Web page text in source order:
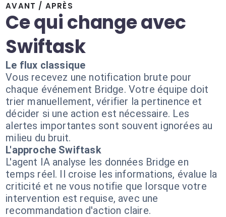
AVANT / APRÈS
Ce qui change avec
Swiftask
Le flux classique
Vous recevez une notification brute pour
chaque événement Bridge. Votre équipe doit
trier manuellement, vérifier la pertinence et
décider si une action est nécessaire. Les
alertes importantes sont souvent ignorées au
milieu du bruit.
L'approche Swiftask
L'agent IA analyse les données Bridge en
temps réel. Il croise les informations, évalue la
criticité et ne vous notifie que lorsque votre
intervention est requise, avec une
recommandation d'action claire.